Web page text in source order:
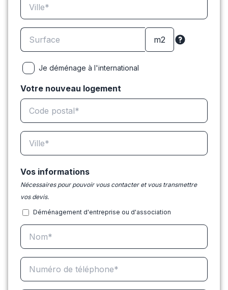
Je déménage à l'international
Votre nouveau logement
Vos informations
Nécessaires pour pouvoir vous contacter et vous transmettre
vos devis.
Déménagement d'entreprise ou d'association